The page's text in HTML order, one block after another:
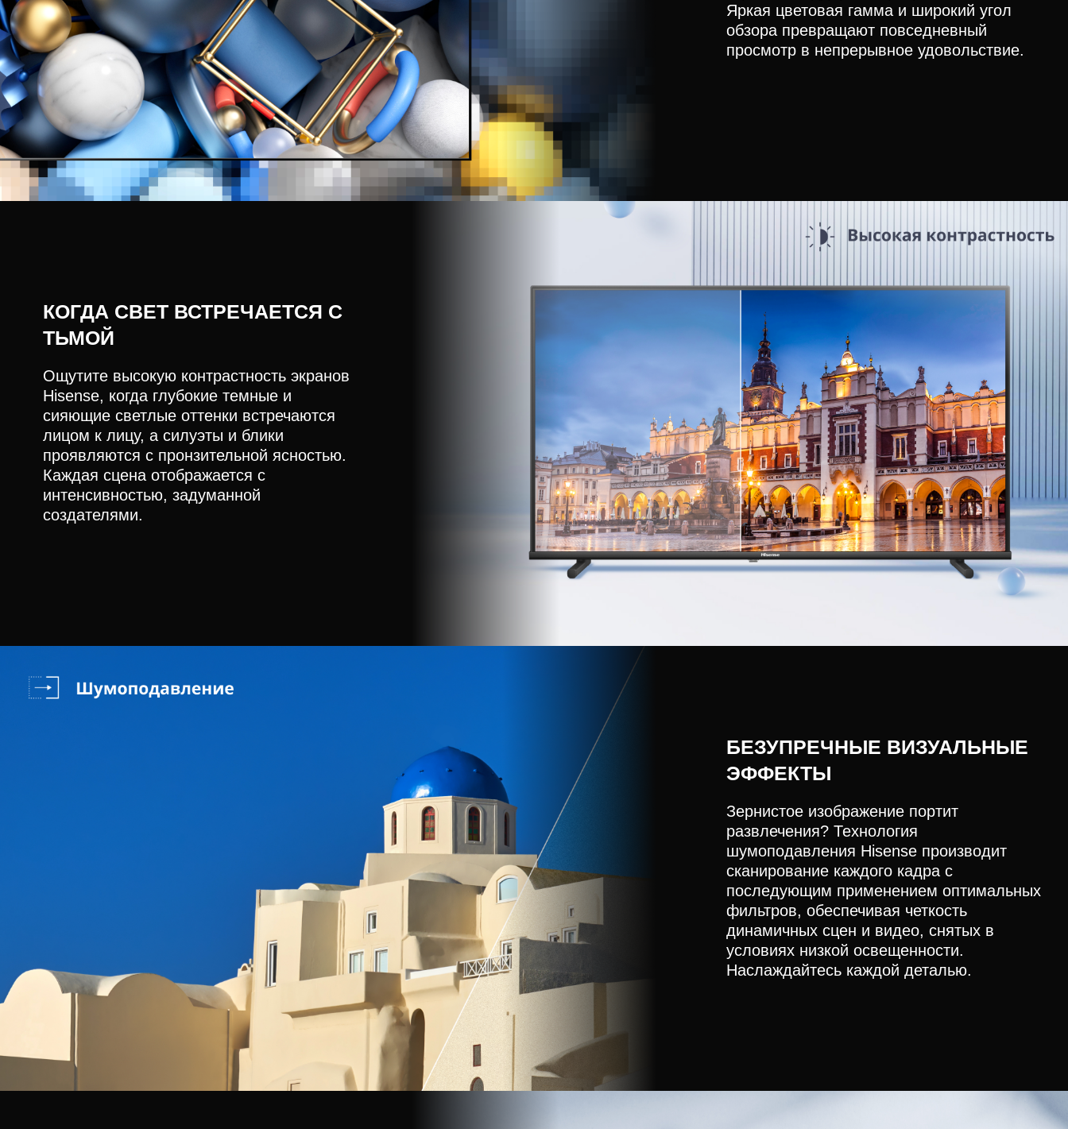
Яркая цветовая гамма и широкий угол
обзора превращают повседневный
просмотр в непрерывное удовольствие.
КОГДА СВЕТ ВСТРЕЧАЕТСЯ С
ТЬМОЙ
Ощутите высокую контрастность экранов
Hisense, когда глубокие темные и
сияющие светлые оттенки встречаются
лицом к лицу, а силуэты и блики
проявляются с пронзительной ясностью.
Каждая сцена отображается с
интенсивностью, задуманной
создателями.
БЕЗУПРЕЧНЫЕ ВИЗУАЛЬНЫЕ
ЭФФЕКТЫ
Зернистое изображение портит
развлечения? Технология
шумоподавления Hisense производит
сканирование каждого кадра с
последующим применением оптимальных
фильтров, обеспечивая четкость
динамичных сцен и видео, снятых в
условиях низкой освещенности.
Наслаждайтесь каждой деталью.